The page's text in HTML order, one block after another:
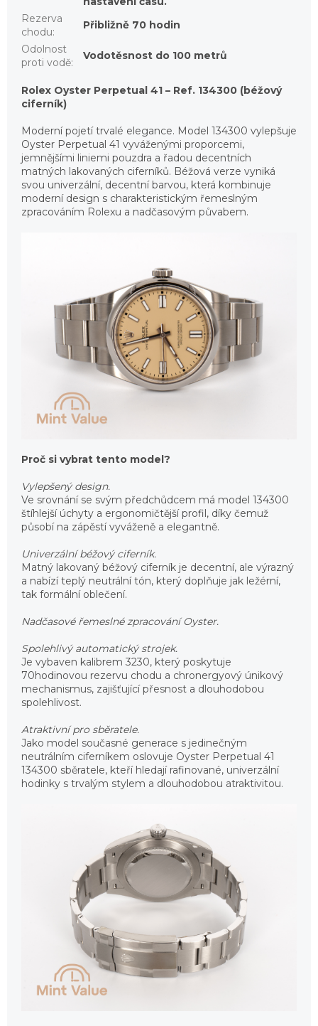
Rezerva
chodu:
Přibližně 70 hodin
Odolnost
proti vodě:
Vodotěsnost do 100 metrů
Rolex Oyster Perpetual 41 – Ref. 134300 (béžový
ciferník)
Moderní pojetí trvalé elegance. Model 134300 vylepšuje
Oyster Perpetual 41 vyváženými proporcemi,
jemnějšími liniemi pouzdra a řadou decentních
matných lakovaných ciferníků. Béžová verze vyniká
svou univerzální, decentní barvou, která kombinuje
moderní design s charakteristickým řemeslným
zpracováním Rolexu a nadčasovým půvabem.
Proč si vybrat tento model?
Vylepšený design.
Ve srovnání se svým předchůdcem má model 134300
štíhlejší úchyty a ergonomičtější profil, díky čemuž
působí na zápěstí vyváženě a elegantně.
Univerzální béžový ciferník.
Matný lakovaný béžový ciferník je decentní, ale výrazný
a nabízí teplý neutrální tón, který doplňuje jak ležérní,
tak formální oblečení.
Nadčasové řemeslné zpracování Oyster.
Spolehlivý automatický strojek.
Je vybaven kalibrem 3230, který poskytuje
70hodinovou rezervu chodu a chronergyový únikový
mechanismus, zajišťující přesnost a dlouhodobou
spolehlivost.
Atraktivní pro sběratele.
Jako model současné generace s jedinečným
neutrálním ciferníkem oslovuje Oyster Perpetual 41
134300 sběratele, kteří hledají rafinované, univerzální
hodinky s trvalým stylem a dlouhodobou atraktivitou.